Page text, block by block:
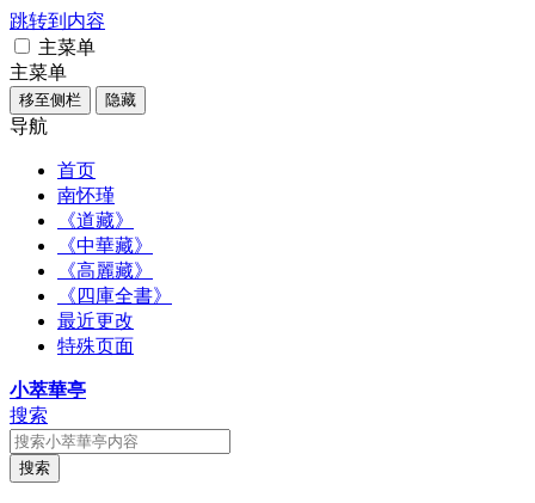
跳转到内容
主菜单
主菜单
移至侧栏 隐藏
导航
首页
南怀瑾
《道藏》
《中華藏》
《高麗藏》
《四庫全書》
最近更改
特殊页面
小萃華亭
搜索
搜索